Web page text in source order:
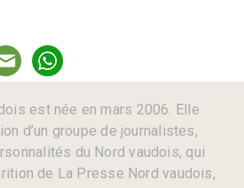
est née en mars 2006. Elle
d’un groupe de journalistes,
du Nord vaudois, qui
de La Presse Nord vaudois,